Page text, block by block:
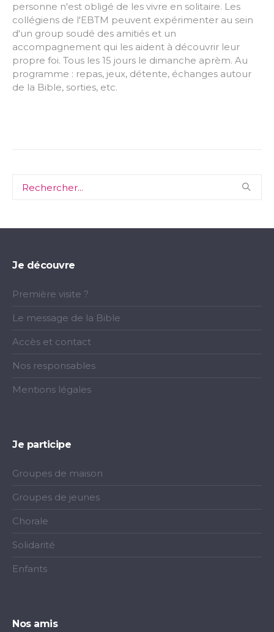
personne n'est obligé de les vivre en solitaire. Les
collégiens de l'EBTM peuvent expérimenter au sein
d'un group soudé des amitiés et un
accompagnement qui les aident à découvrir leur
propre foi. Tous les 15 jours le dimanche aprèm. Au
programme : repas, jeux, détente, échanges autour
de la Bible, sorties, etc.
Je découvre
Première visite ?
Le message de la Bible
Accès et contact
Nos responsables
Mentions légales
Je participe
Groupes de maison
Groupes de jeunes
Chorale
Solidarité
Enfants
Nos amis